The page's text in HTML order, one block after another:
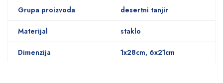
Grupa proizvoda desertni tanjir
Materijal staklo
Dimenzija 1x28cm, 6x21cm